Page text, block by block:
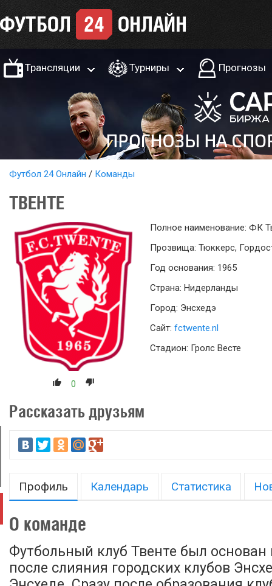
Трансляции Турниры Прогнозы
Футбол 24 Онлайн Команды
ТВЕНТЕ
0
Полное наименование: ФК
Прозвища: Тюккерс,
Год основания: 1965
Страна: Нидерланды
Город: Энсхедэ
Сайт: fctwente.nl
Стадион: Гролс Весте
Рассказать друзьям
Профиль Календарь Статистика
О команде
Футбольный клуб Твенте был основан
после слияния городских клубов